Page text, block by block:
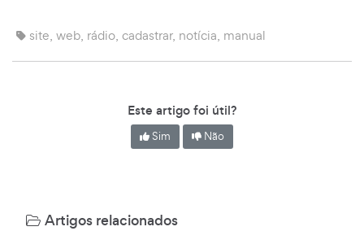
site, web, rádio, cadastrar, notícia, manual
Este artigo foi útil?
Sim Não
Artigos relacionados